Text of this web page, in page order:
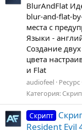
BlurAndFlat
blur-and-flat-
места с
Языки -
Создание
цвета
и Flat
audiofeel Ресурс
Категория:
Скрипт
Resident Evil